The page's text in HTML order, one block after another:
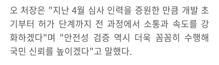
오 처장은 "지난 4월 심사 인력을 증원한 만큼 개발 초
기부터 허가 단계까지 전 과정에서 소통과 속도를 강
화하겠다"며 "안전성 검증 역시 더욱 꼼꼼히 수행해
국민 신뢰를 높이겠다"고 말했다.